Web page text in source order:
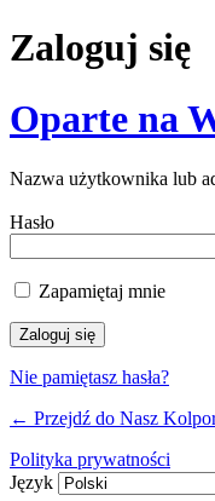
Zaloguj się
Oparte na
Nazwa użytkownika lub
Hasło
Zapamiętaj mnie
Nie pamiętasz hasła?
← Przejdź do Nasz
Polityka prywatności
Język